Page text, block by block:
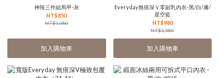
神辣三件組馬甲-灰
NT$850
NT$1,080
加入購物車
Everyday無痕深Ｖ零副乳內衣-黑/白/膚/
星空藍
NT$980
NT$1,380
加入購物車